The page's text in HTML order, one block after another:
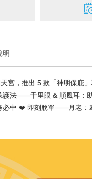
明
宮，推出 5 款「神明保庇
護法——千里眼 & 順風耳：
中 ❤️ 即刻脫單——月老：